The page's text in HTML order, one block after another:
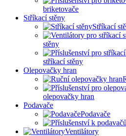
briketovače
Stříkací stěny
Stříkací
stěny
stříkací stěny
Olepovačky hran
olepovačky hran
Podavače
Podavače
Ventilátory